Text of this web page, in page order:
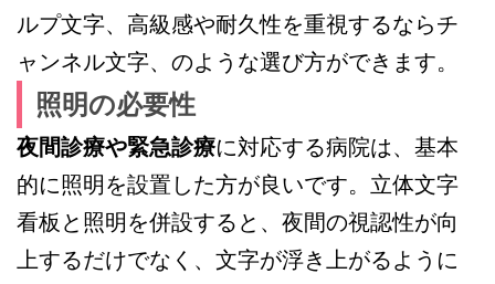
ルプ文字、高級感や耐久性を重視するならチ
ャンネル文字、のような選び方ができます。
照明の必要性
夜間診療や緊急診療に対応する病院は、基本
的に照明を設置した方が良いです。立体文字
看板と照明を併設すると、夜間の視認性が向
上するだけでなく、文字が浮き上がるように